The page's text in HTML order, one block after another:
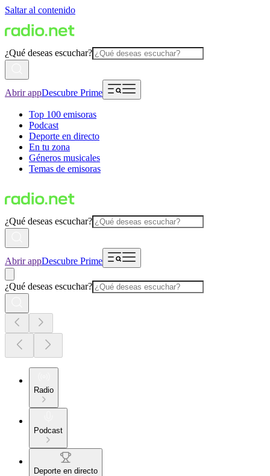
Saltar al contenido
¿Qué deseas escuchar?
Abrir appDescubre Prime
Top 100 emisoras
Podcast
Deporte en directo
En tu zona
Géneros musicales
Temas de emisoras
¿Qué deseas escuchar?
Abrir appDescubre Prime
¿Qué deseas escuchar?
Radio
Podcast
Deporte en directo